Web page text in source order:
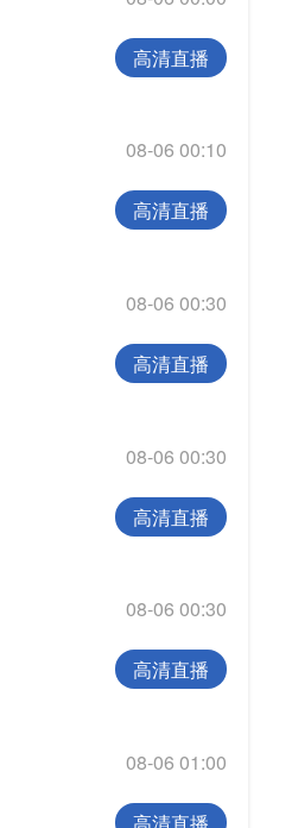
高清直播
08-06 00:10
高清直播
08-06 00:30
高清直播
08-06 00:30
高清直播
08-06 00:30
高清直播
08-06 01:00
高清直播